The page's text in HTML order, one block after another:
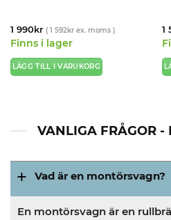
1 990kr ( 1 592krex. moms )
Finns i lager
LÄGG TILL I VARUKORG
1
VANLIGA FRÅGOR -
Vad är en montörsvagn?
En montörsvagn är en